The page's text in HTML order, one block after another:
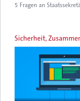
5 Fragen an
Sicherheit,